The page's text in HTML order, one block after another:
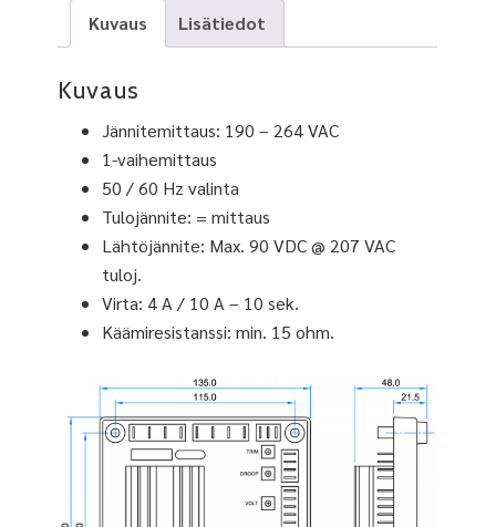
Kuvaus Lisätiedot
Kuvaus
Jännitemittaus: 190 – 264 VAC
1-vaihemittaus
50 / 60 Hz valinta
Tulojännite: = mittaus
Lähtöjännite: Max. 90 VDC @ 207 VAC
tuloj.
Virta: 4 A / 10 A – 10 sek.
Käämiresistanssi: min. 15 ohm.